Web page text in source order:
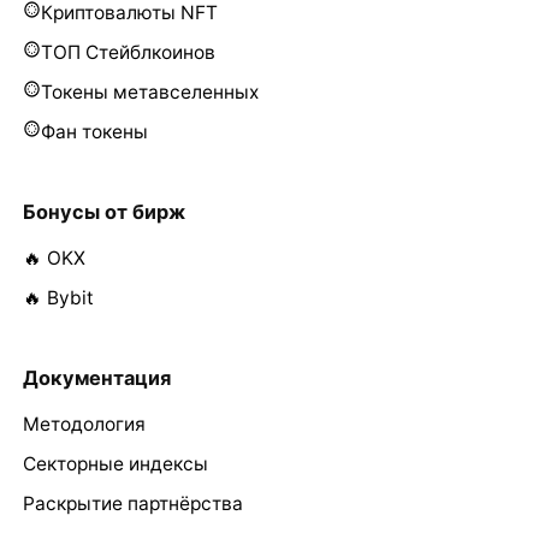
Криптовалюты NFT
ТОП Стейблкоинов
Токены метавселенных
Фан токены
Бонусы от бирж
🔥 OKX
🔥 Bybit
Документация
Методология
Секторные индексы
Раскрытие партнёрства